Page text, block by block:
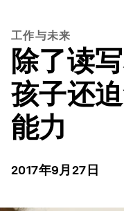
工作与未来
除了读
孩子还
能力
2017年9月27日